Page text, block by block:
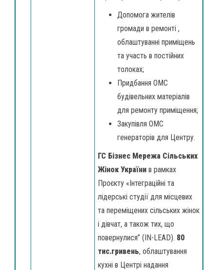
Допомога жителів
громади в ремонті ,
облаштуванні приміщень
та участь в постійних
толоках;
Придбання ОМС
будівельних матеріалів
для ремонту приміщення;
Закупівля ОМС
генераторів для Центру.
ГС Бізнес Мережа Cільських
Жінок України в рамках
Проєкту «Інтеграційні та
лідерські студії для місцевих
та переміщених сільських жінок
і дівчат, а також тих, що
повернулися” (IN-LEAD). 80
тис.гривень, облаштування
кухні в Центрі надання